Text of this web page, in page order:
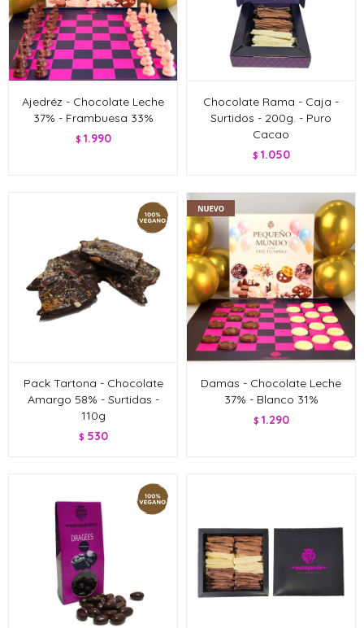
Ajedréz - Chocolate Leche
37% - Frambuesa 33%
$ 1.990
Chocolate Rama - Caja -
Surtidos - 200g. - Puro
Cacao
$ 1.050
Pack Tartona - Chocolate
Amargo 58% - Surtidas -
110g
$ 530
Damas - Chocolate Leche
37% - Blanco 31%
$ 1.290